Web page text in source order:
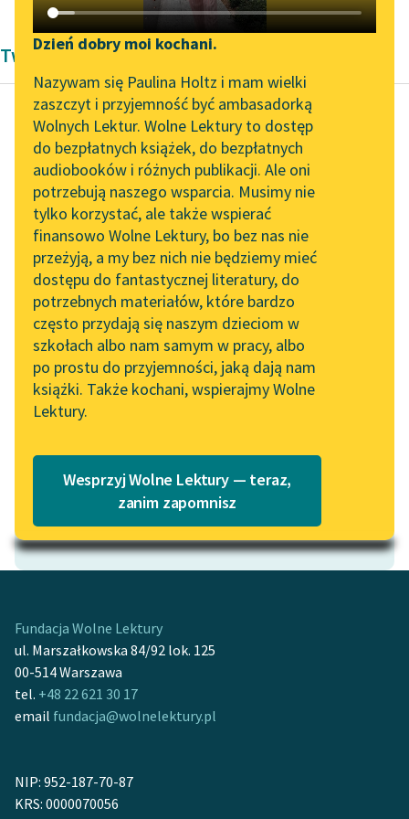
Katalog DAISY
Podkasty o książkach
Zgłoś brak utworu
Aktualności
„Prokurator Alicja Horn”
do słuchania
Byliśmy częścią AI Impact
Lab
Zapraszamy na spotkanie
online z tłumaczkami
literatury skandynawskiej
Spotkanie z Katarzyną
Tunkiel w Oslo
102. lata temu zmarł
Joseph Conrad
Lektury szkolne i klasyka
literatury do słuchania dla
uczennic i uczniów z
niepełnosprawnościami
szkolnych i literatury do
słuchania dla uczennic i
uczniów z
niepełnosprawnościami
Feministyczne inspiracje.
feministycznej
Narzędzia
Mapa Wolnych Lektur
Leśmianator
Przewodnik dla piszących i
czytających
API
OAI-PMH
Widget Wolnych Lektur
Przypisy
Katalog w formacie PDF
Dzień dobry moi kochani.
Nazywam się Paulina Holtz i mam wielki
zaszczyt i przyjemność być ambasadorką
Wolnych Lektur. Wolne Lektury to dostęp
do bezpłatnych książek, do bezpłatnych
audiobooków i różnych publikacji. Ale oni
potrzebują naszego wsparcia. Musimy nie
tylko korzystać, ale także wspierać
finansowo Wolne Lektury, bo bez nas nie
przeżyją, a my bez nich nie będziemy mieć
dostępu do fantastycznej literatury, do
potrzebnych materiałów, które bardzo
często przydają się naszym dzieciom w
szkołach albo nam samym w pracy, albo
po prostu do przyjemności, jaką dają nam
książki. Także kochani, wspierajmy Wolne
Lektury.
Wesprzyj Wolne Lektury — teraz,
zanim zapomnisz
Twórczość Bolesław Prus
Bolesław Prus
Faraon, tom drugi
— Przysięgam ci,
następco egipskiego
tronu i przyszły
faraonie, że
kiedykolwiek
rozpoczniesz walkę z
naszymi wspólnymi...
Motyw: Klejnot
Fundacja Wolne Lektury
ul. Marszałkowska 84/92 lok. 125
00-514 Warszawa
tel. +48 22 621 30 17
email fundacja@wolnelektury.pl
NIP: 952-187-70-87
KRS: 0000070056